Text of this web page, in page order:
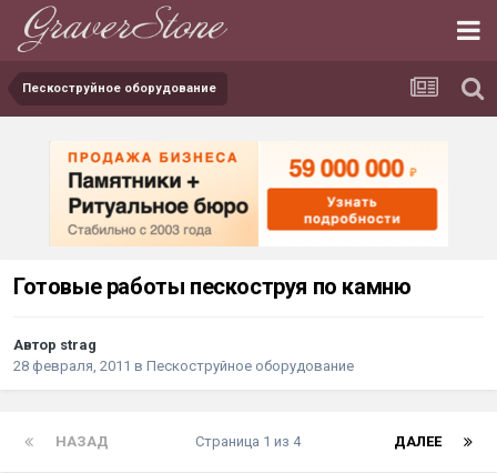
Пескоструйное оборудование
Готовые работы пескоструя по камню
Автор strag
28 февраля, 2011 в Пескоструйное оборудование
НАЗАД ДАЛЕЕ
Страница 1 из 4